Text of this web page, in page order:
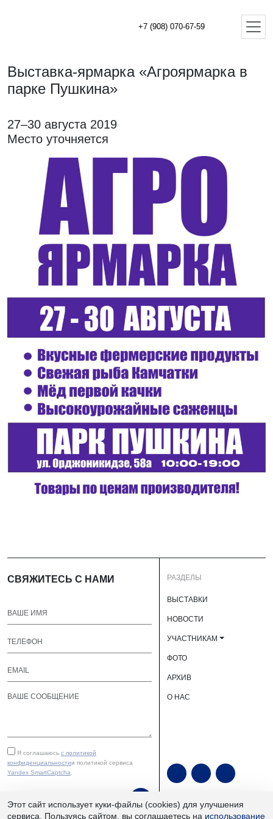
+7 (908) 070-67-59
Выставка-ярмарка «Агроярмарка в
парке Пушкина»
27–30 августа 2019
Место уточняется
СВЯЖИТЕСЬ С НАМИ
Я соглашаюсь с политикой
конфиденциальностии политикой сервиса
Yandex SmartCaptcha
РАЗДЕЛЫ
ВЫСТАВКИ
НОВОСТИ
УЧАСТНИКАМ
ФОТО
АРХИВ
О НАС
Этот сайт использует куки-файлы (cookies) для улучшения
сервиса. Пользуясь сайтом, вы соглашаетесь на использование